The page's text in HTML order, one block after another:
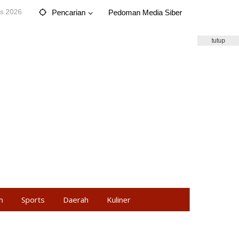
2026 Pencarian Pedoman Media Siber
Sports Daerah Kuliner
tutup